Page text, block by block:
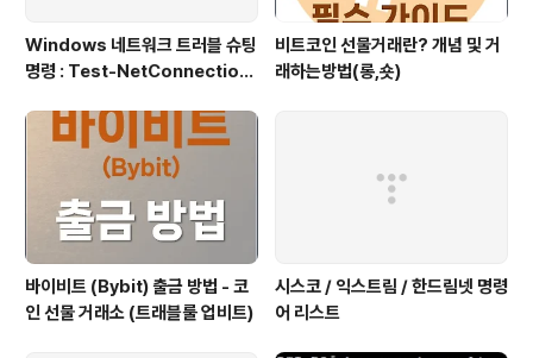
Windows 네트워크 트러블 슈팅
명령 : Test-NetConnection
비트코인 선물거래란? 개념 및 거
래하는방법(롱,숏)
바이비트 (Bybit) 출금 방법 - 코
인 선물 거래소 (트래블룰 업비트)
시스코 / 익스트림 / 한드림넷 명령
어 리스트